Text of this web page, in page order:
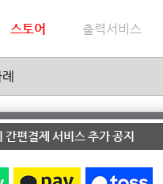
스토어 출력서비스
간편결제 서비스 추가 공지